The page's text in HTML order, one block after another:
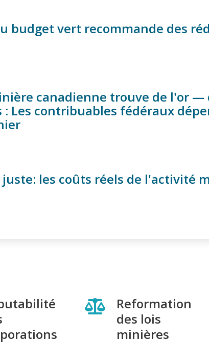
budget vert recommande des
canadienne trouve de l'or —
Les contribuables fédéraux
les coûts réels de l'activité
Reformation
des lois
minières